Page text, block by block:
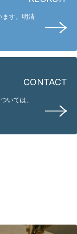
す。 明清
CONTACT
いては、